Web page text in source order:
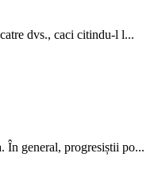
dvs., caci citindu-l l...
În general, progresiștii po...